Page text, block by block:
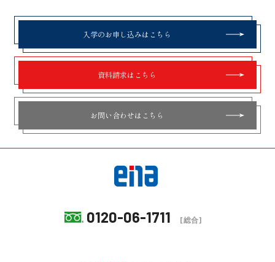
入学のお申し込みはこちら
資料請求はこちら
お問い合わせはこちら
0120-06-1711 [総合]